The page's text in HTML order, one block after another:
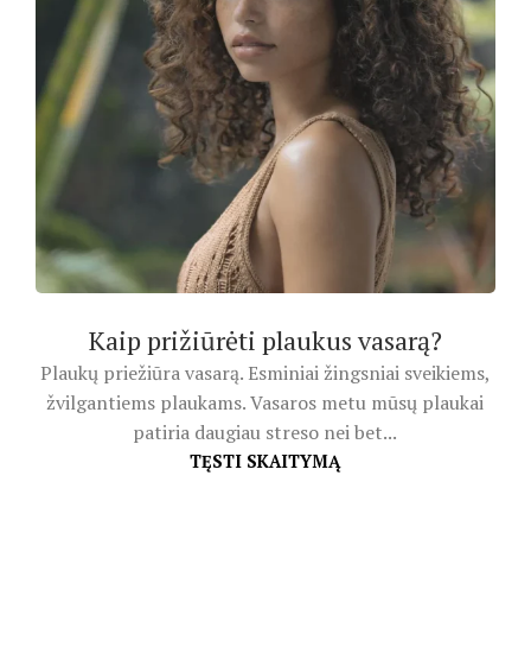
Kaip prižiūrėti plaukus vasarą?
Plaukų priežiūra vasarą. Esminiai žingsniai sveikiems,
žvilgantiems plaukams. Vasaros metu mūsų plaukai
patiria daugiau streso nei bet...
TĘSTI SKAITYMĄ